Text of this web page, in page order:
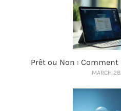
Prêt ou Non :
MARCH